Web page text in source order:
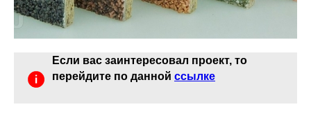
Если вас заинтересовал проект, то
перейдите по данной ссылке